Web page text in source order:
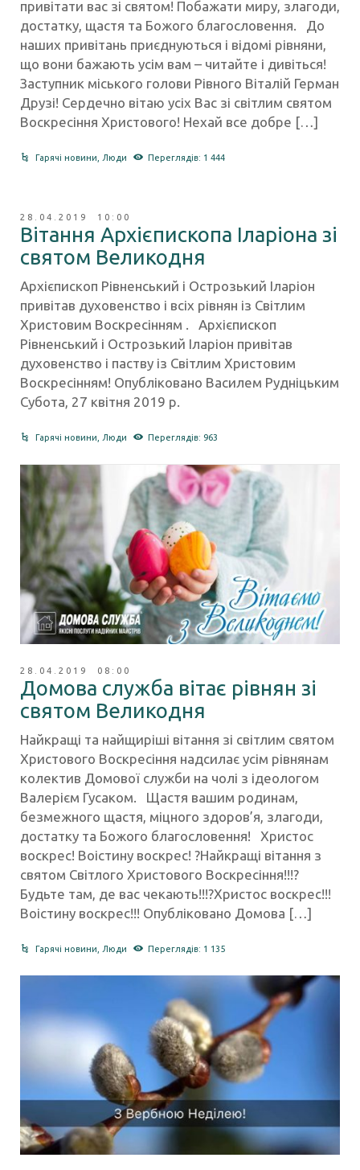
привітати вас зі святом! Побажати миру, злагоди,
достатку, щастя та Божого благословення. До
наших привітань приєднуються і відомі рівняни,
що вони бажають усім вам – читайте і дивіться!
Заступник міського голови Рівного Віталій Герман
Друзі! Сердечно вітаю усіх Вас зі світлим святом
Воскресіння Христового! Нехай все добре […]
Гарячі новини Люди Переглядів: 1 444
28.04.2019 10:00
Вітання Архієпископа Іларіона зі
святом Великодня
Архієпископ Рівненський і Острозький Іларіон
привітав духовенство і всіх рівнян із Світлим
Христовим Воскресінням . Архієпископ
Рівненський і Острозький Іларіон привітав
духовенство і паству із Світлим Христовим
Воскресінням! Опубліковано Василем Рудніцьким
Субота, 27 квітня 2019 р.
Гарячі новини Люди Переглядів: 963
28.04.2019 08:00
Домова служба вітає рівнян зі
святом Великодня
Найкращі та найщиріші вітання зі світлим святом
Христового Воскресіння надсилає усім рівнянам
колектив Домової служби на чолі з ідеологом
Валерієм Гусаком. Щастя вашим родинам,
безмежного щастя, міцного здоров’я, злагоди,
достатку та Божого благословення! Христос
воскрес! Воістину воскрес! ?Найкращі вітання з
святом Світлого Христового Воскресіння!!!?
Будьте там, де вас чекають!!!?Христос воскрес!!!
Воістину воскрес!!! Опубліковано Домова […]
Гарячі новини,Люди Переглядів: 1 135